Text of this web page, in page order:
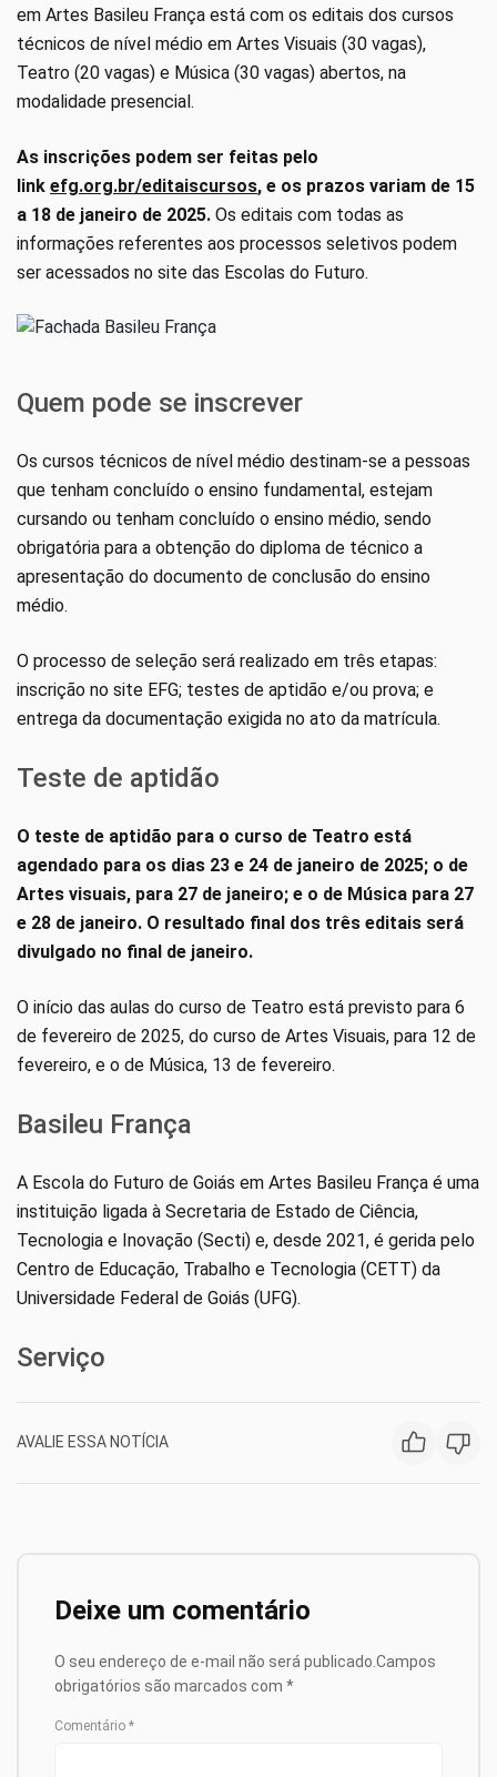
em Artes Basileu França está com os editais dos cursos
técnicos de nível médio em Artes Visuais (30 vagas),
Teatro (20 vagas) e Música (30 vagas) abertos, na
modalidade presencial.
As inscrições podem ser feitas pelo
link efg.org.br/editaiscursos, e os prazos variam de 15
a 18 de janeiro de 2025. Os editais com todas as
informações referentes aos processos seletivos podem
ser acessados no site das Escolas do Futuro.
Quem pode se inscrever
Os cursos técnicos de nível médio destinam-se a pessoas
que tenham concluído o ensino fundamental, estejam
cursando ou tenham concluído o ensino médio, sendo
obrigatória para a obtenção do diploma de técnico a
apresentação do documento de conclusão do ensino
médio.
O processo de seleção será realizado em três etapas:
inscrição no site EFG; testes de aptidão e/ou prova; e
entrega da documentação exigida no ato da matrícula.
Teste de aptidão
O teste de aptidão para o curso de Teatro está
agendado para os dias 23 e 24 de janeiro de 2025; o de
Artes visuais, para 27 de janeiro; e o de Música para 27
e 28 de janeiro. O resultado final dos três editais será
divulgado no final de janeiro.
O início das aulas do curso de Teatro está previsto para 6
de fevereiro de 2025, do curso de Artes Visuais, para 12 de
fevereiro, e o de Música, 13 de fevereiro.
Basileu França
A Escola do Futuro de Goiás em Artes Basileu França é uma
instituição ligada à Secretaria de Estado de Ciência,
Tecnologia e Inovação (Secti) e, desde 2021, é gerida pelo
Centro de Educação, Trabalho e Tecnologia (CETT) da
Universidade Federal de Goiás (UFG).
Serviço
AVALIE ESSA NOTÍCIA
Deixe um comentário
O seu endereço de e-mail não será publicado. Campos
obrigatórios são marcados com *
Comentário *